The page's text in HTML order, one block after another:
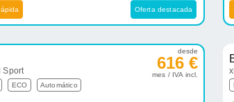
Oferta destacada
Sport
ECO Automático
desde
616 €
mes / IVA incl.